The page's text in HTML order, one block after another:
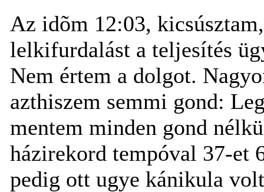
Az idõm 12:03,
lelkifurdalást a teljesítés
Nem értem a dolgot.
azthiszem semmi gond:
mentem minden gond
házirekord tempóval 37-et
pedig ott ugye kánikula